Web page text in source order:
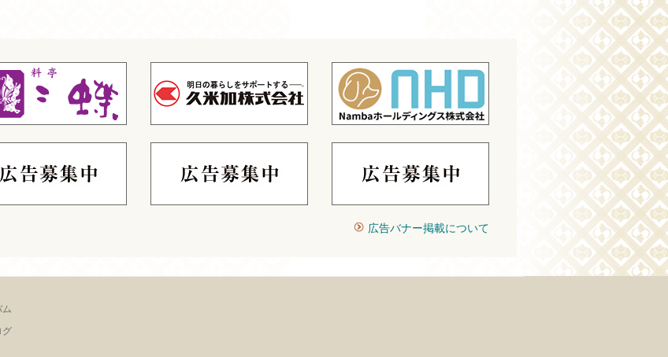
広告バナー掲載について
ム
グ